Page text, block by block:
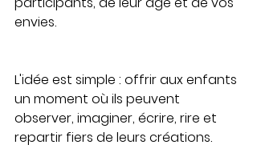
envies.
L'idée est simple : offrir aux enfants
un moment où ils peuvent
observer, imaginer, écrire, rire et
repartir fiers de leurs créations.